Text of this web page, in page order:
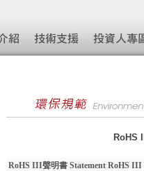
RoHS
RoHS III聲明書 Statement RoHS III